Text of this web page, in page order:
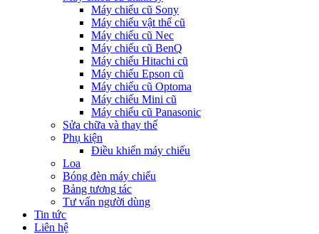
Máy chiếu cũ Sony
Máy chiếu vật thể cũ
Máy chiếu cũ Nec
Máy chiếu cũ BenQ
Máy chiếu Hitachi cũ
Máy chiếu Epson cũ
Máy chiếu cũ Optoma
Máy chiếu Mini cũ
Máy chiếu cũ Panasonic
Sửa chữa và thay thế
Phụ kiện
Điều khiển máy chiếu
Loa
Bóng đèn máy chiếu
Bảng tương tác
Tư vấn người dùng
Tin tức
Liên hệ